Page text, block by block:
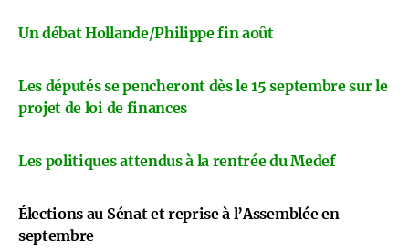
Un débat Hollande/Philippe fin août
Les députés se pencheront dès le 15 septembre sur le
projet de loi de finances
Les politiques attendus à la rentrée du Medef
Élections au Sénat et reprise à l’Assemblée en
septembre